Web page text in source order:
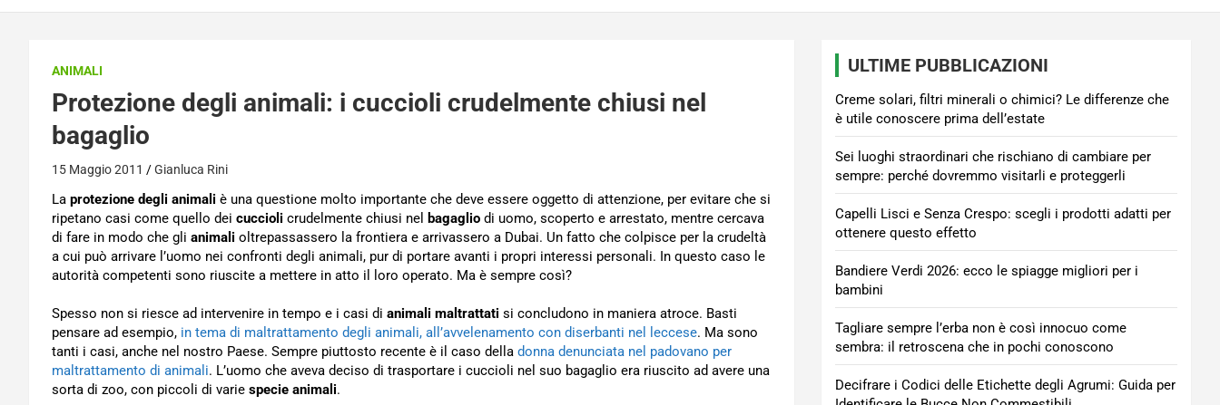
ANIMALI
Protezione degli animali: i cuccioli crudelmente chiusi nel
bagaglio
15 Maggio 2011 Gianluca Rini
La protezione degli animali è una questione molto importante che deve essere oggetto di attenzione, per evitare che si
ripetano casi come quello dei cuccioli crudelmente chiusi nel bagaglio di uomo, scoperto e arrestato, mentre cercava
di fare in modo che gli animali oltrepassassero la frontiera e arrivassero a Dubai. Un fatto che colpisce per la crudeltà
a cui può arrivare l’uomo nei confronti degli animali, pur di portare avanti i propri interessi personali. In questo caso le
autorità competenti sono riuscite a mettere in atto il loro operato. Ma è sempre così?
Spesso non si riesce ad intervenire in tempo e i casi di animali maltrattati si concludono in maniera atroce. Basti
pensare ad esempio, in tema di maltrattamento degli animali, all’avvelenamento con diserbanti nel leccese. Ma sono
tanti i casi, anche nel nostro Paese. Sempre piuttosto recente è il caso della donna denunciata nel padovano per
maltrattamento di animali. L’uomo che aveva deciso di trasportare i cuccioli nel suo bagaglio era riuscito ad avere una
sorta di zoo, con piccoli di varie specie animali.
ULTIME PUBBLICAZIONI
Creme solari, filtri minerali o chimici? Le differenze che
è utile conoscere prima dell’estate
Sei luoghi straordinari che rischiano di cambiare per
sempre: perché dovremmo visitarli e proteggerli
Capelli Lisci e Senza Crespo: scegli i prodotti adatti per
ottenere questo effetto
Bandiere Verdi 2026: ecco le spiagge migliori per i
bambini
Tagliare sempre l’erba non è così innocuo come
sembra: il retroscena che in pochi conoscono
Decifrare i Codici delle Etichette degli Agrumi: Guida per